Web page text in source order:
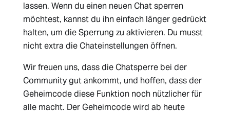
lassen. Wenn du einen neuen Chat sperren
möchtest, kannst du ihn einfach länger gedrückt
halten, um die Sperrung zu aktivieren. Du musst
nicht extra die Chateinstellungen öffnen.
Wir freuen uns, dass die Chatsperre bei der
Community gut ankommt, und hoffen, dass der
Geheimcode diese Funktion noch nützlicher für
alle macht. Der Geheimcode wird ab heute